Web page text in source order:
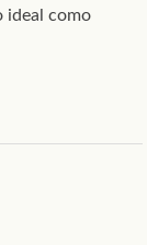
ideal como